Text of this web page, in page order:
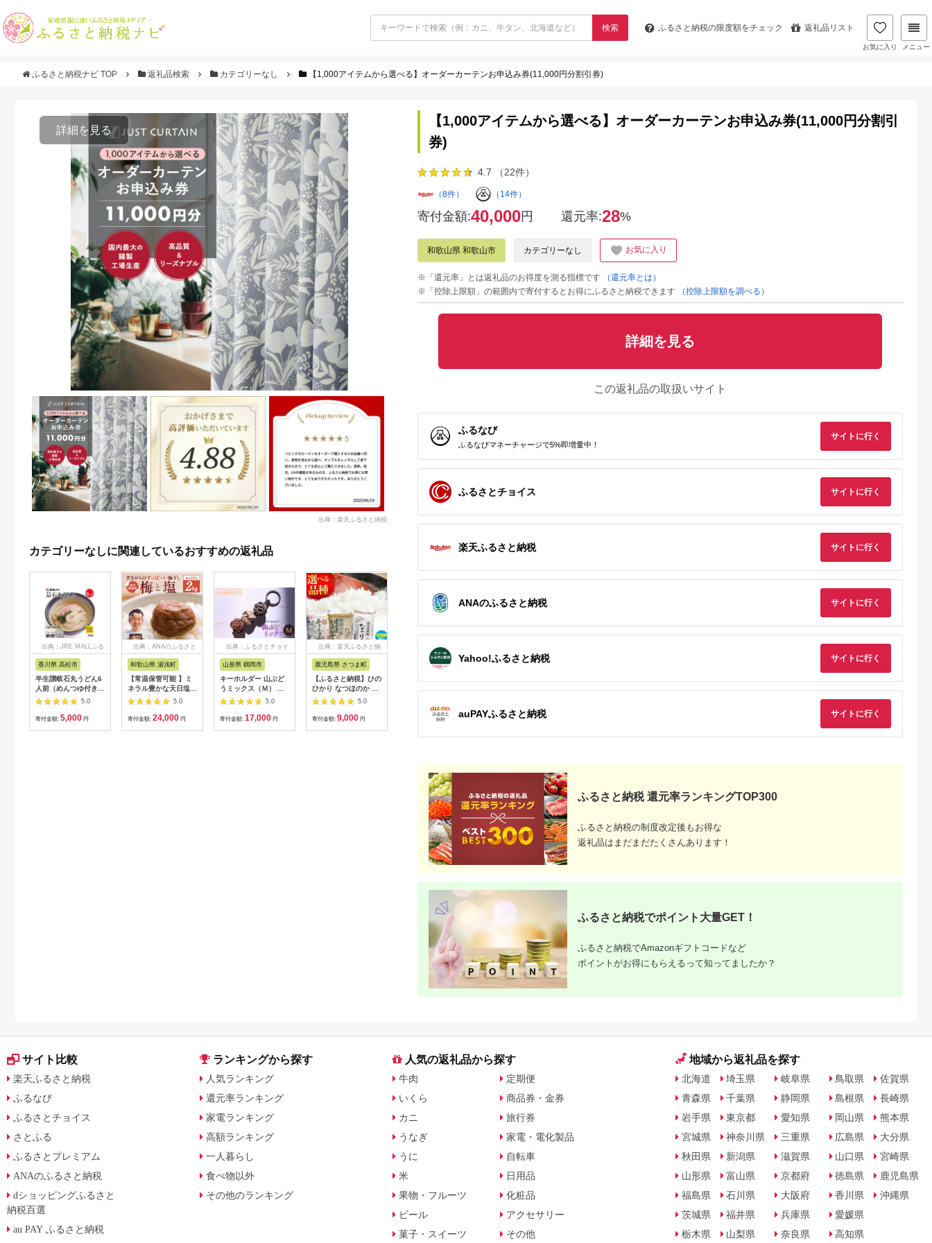
検索 ふるさと納税の限度額をチェック 返礼品リスト
お気に入り メニュー
ふるさと納税ナビ TOP 返礼品検索 カテゴリーなし 【1,000アイテムから選べる】オーダーカーテンお申込み券(11,000円分割引券)
詳細を見る
出典：楽天ふるさと納税
カテゴリーなしに関連しているおすすめの返礼品
出典：JRE MALLふる
香川県 高松市
半生讃岐石丸うどん6
人前（めんつゆ付き）
麺300g×2袋
5.0
寄付金額: 5,000 円
出典：ANAのふるさと
和歌山県 湯浅町
【常温保管可能 】ミ
ネラル豊かな天日塩だ
けで漬けた無添加梅干
し2kg 梅ボーイズ｜
南高梅
5.0
寄付金額: 24,000 円
出典：ふるさとチョイ
山形県 鶴岡市
キーホルダー 山ぶど
うミックス（Ｍ） 山
形県鶴岡市 アトリエ
かおる | 山葡萄 雑貨
キーホルダー ギフト
5.0
寄付金額: 17,000 円
出典：楽天ふるさと納
鹿児島県 さつま町
【ふるさと納税】ひの
ひかり なつほのか あ
きほなみ 選べる 品種
定期便 米 2kg
5kg《出荷時期をお選
5.0
寄付金額: 9,000 円
出典：ふるさとチョイ
ス
佐賀県 伊万里市
13,000 円
沖縄県 うるま市
ット 【ぬちまーす】
食塩 塩 調味料 食卓塩
返礼品 海塩 沖縄 うる
寄付金額:12,000
り身 詰め合わせ
出典：楽天ふるさと納
税
焼きうに 80g×2、5、
きうに うに ウニ 雲丹
焼きウニ 無添加 おか
ず おつまみ 酒の肴 ご
産地直送 冷凍 贈答 ギ
【G1335814】
5.0
出典：楽天ふるさと
石川県 志賀町
い ころ柿 約800g
吉農園 石川県 志賀町
BA4132] 干柿 干し柿
柿 かき 枯露柿 果物
甘さ 手作り てづくり
寄付金額:
【1,000アイテムから選べる】オーダーカーテンお申込み券(11,000円分割引
券)
4.7 （22件）
（8件） （14件）
寄付金額:40,000円 還元率:28%
和歌山県 和歌山市 カテゴリーなし お気に入り
※「還元率」とは返礼品のお得度を測る指標です
（還元率とは）
※「控除上限額」の範囲内で寄付するとお得にふるさと納税できます
（控除上限額を調べる）
詳細を見る
この返礼品の取扱いサイト
ふるなび
ふるなびマネーチャージで5%即増量中！
サイトに行く
ふるさとチョイス サイトに行く
楽天ふるさと納税 サイトに行く
ANAのふるさと納税 サイトに行く
Yahoo!ふるさと納税 サイトに行く
auPAYふるさと納税 サイトに行く
ふるさと納税 還元率ランキングTOP300
ふるさと納税の制度改定後もお得な
返礼品はまだまだたくさんあります！
ふるさと納税でポイント大量GET！
ふるさと納税でAmazonギフトコードなど
ポイントがお得にもらえるって知ってましたか？
サイト比較
楽天ふるさと納税
ふるなび
ふるさとチョイス
さとふる
ふるさとプレミアム
ANAのふるさと納税
dショッピングふるさと
納税百選
au PAY ふるさと納税
ランキングから探す
人気ランキング
還元率ランキング
家電ランキング
高額ランキング
一人暮らし
食べ物以外
その他のランキング
人気の返礼品から探す
牛肉
いくら
カニ
うなぎ
うに
米
果物・フルーツ
ビール
菓子・スイーツ
定期便
商品券・金券
旅行券
家電・電化製品
自転車
日用品
化粧品
アクセサリー
その他
地域から返礼品を探す
北海道
青森県
岩手県
宮城県
秋田県
山形県
福島県
茨城県
栃木県
埼玉県
千葉県
東京都
神奈川県
新潟県
富山県
石川県
福井県
山梨県
岐阜県
静岡県
愛知県
三重県
滋賀県
京都府
大阪府
兵庫県
奈良県
鳥取県
島根県
岡山県
広島県
山口県
徳島県
香川県
愛媛県
高知県
佐賀県
長崎県
熊本県
大分県
宮崎県
鹿児島県
沖縄県